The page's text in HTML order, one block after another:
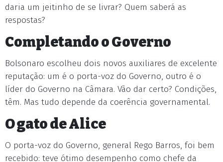
daria um jeitinho de se livrar? Quem saberá as
respostas?
Completando o Governo
Bolsonaro escolheu dois novos auxiliares de excelente
reputação: um é o porta-voz do Governo, outro é o
líder do Governo na Câmara. Vão dar certo? Condições,
têm. Mas tudo depende da coerência governamental.
O gato de Alice
O porta-voz do Governo, general Rego Barros, foi bem
recebido: teve ótimo desempenho como chefe da